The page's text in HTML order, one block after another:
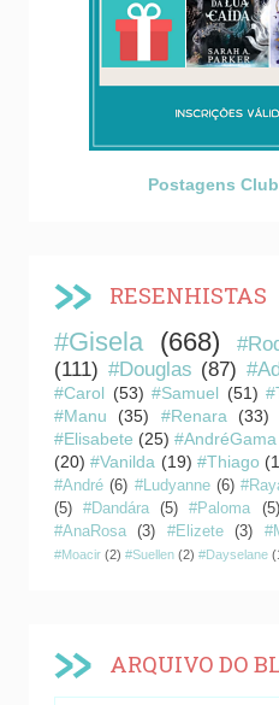
Postagens
RESENHISTAS
#Gisela (668)
(111) #Douglas (87)
#Carol (53) #Samuel (51)
#Manu
(35) #Renara (33)
#Elisabete (25) #AndréGama
(20) #Vanilda (19) #Thiago
#André (6) #Ludyanne (6)
(5)
#Dandára (5) #Paloma (5)
#AnaRosa
(3) #Elizete (3)
#Moacir (2) #Suellen (2) #Dayselane
ARQUIVO DO